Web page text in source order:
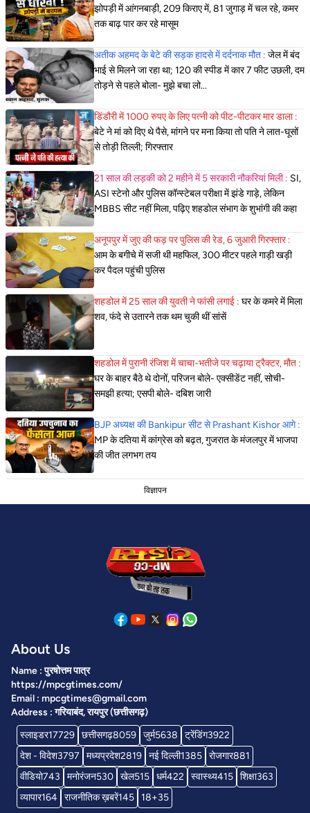
झोपड़ी में आंगनबाड़ी, 209 किराए में, 81 जुगाड़ में चल रहे, कमर
तक बाढ़ पार कर रहे मासूम
अतीक अहमद के बेटे की सड़क हादसे में दर्दनाक मौत : जेल में बंद
भाई से मिलने जा रहा था; 120 की स्पीड में कार 7 फीट उछली, दम
तोड़ने से पहले बोला- मुझे बचा लो...
डिंडौरी में 1000 रुपए के लिए पत्नी को पीट-पीटकर मार डाला :
बेटे ने मां को दिए थे पैसे, मांगने पर मना किया तो पति ने लात-घूसों
से तोड़ी तिल्ली; गिरफ्तार
21 साल की लड़की को 2 महीने में 5 सरकारी नौकरियां मिली : SI,
ASI स्टेनो और पुलिस कॉन्स्टेबल परीक्षा में झंडे गाड़े, लेकिन
MBBS सीट नहीं मिला, पढ़िए शहडोल संभाग के शुभांगी की कहा
अनूपपुर में जुए की फड़ पर पुलिस की रेड, 6 जुआरी गिरफ्तार :
आम के बगीचे में सजी थी महफिल, 300 मीटर पहले गाड़ी खड़ी
कर पैदल पहुंची पुलिस
शहडोल में 25 साल की युवती ने फांसी लगाई : घर के कमरे में मिला
शव, फंदे से उतारने तक थम चुकी थीं सांसें
शहडोल में पुरानी रंजिश में चाचा-भतीजे पर चढ़ाया ट्रैक्टर, मौत :
घर के बाहर बैठे थे दोनों, परिजन बोले- एक्सीडेंट नहीं, सोची-
समझी हत्या; एसपी बोले- दबिश जारी
BJP अध्यक्ष की Bankipur सीट से Prashant Kishor आगे :
MP के दतिया में कांग्रेस को बढ़त, गुजरात के मंजलपुर में भाजपा
की जीत लगभग तय
विज्ञापन
About Us
Name : पुरषोत्तम पात्र
https://mpcgtimes.com/
Email : mpcgtimes@gmail.com
Address : गरियाबंद, रायपुर (छत्तीसगढ़)
स्लाइडर17729 छत्तीसगढ़8059 जुर्म5638 ट्रेंडिंग3922
देश - विदेश3797 मध्यप्रदेश2819 नई दिल्ली1385 रोजगार881
वीडियो743 मनोरंजन530 खेल515 धर्म422 स्वास्थ्य415 शिक्षा363
व्यापार164 राजनीतिक ख़बरें145 18+35